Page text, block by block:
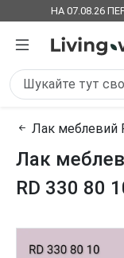
НА 07.08.26
Лак меблевий
Лак
RD 330 80